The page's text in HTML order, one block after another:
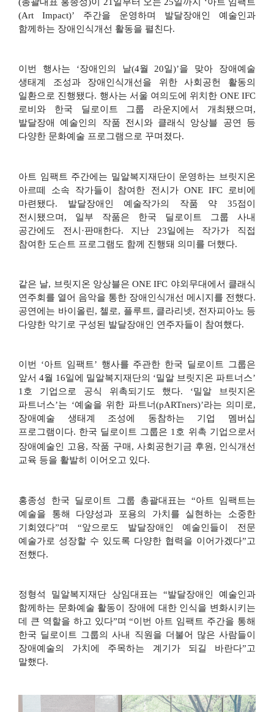
(Art Impact)’ 주간을 운영하며 발달장애인 예술인과
함께하는 장애인식개선 활동을 펼친다.
이번 행사는 ‘장애인의 날(4월 20일)’을 맞아 장애예술
생태계 조성과 장애인식개선을 위한 사회공헌 활동의
일환으로 진행됐다. 행사는 서울 여의도에 위치한 ONE IFC
로비와 한국 딜로이트 그룹 라운지에서 개최됐으며 ,
발달장애 예술인의 작품 전시와 클래식 앙상블 공연 등
다양한 문화예술 프로그램으로 꾸며졌다.
아트 임팩트 주간에는 밀알복지재단이 운영하는 브릿지온
아르떼 소속 작가들이 참여한 전시가 ONE IFC
로비에
마련됐다. 발달장애인 예술작가의 작품 약 35점이
전시됐으며, 일부 작품은 한국 딜로이트 그룹 사내
공간에도 전시·판매한다. 지난 23일에는 작가가 직접
참여한 도슨트 프로그램도 함께 진행돼 의미를 더했다.
같은 날, 브릿지온 앙상블은ONE IFC 야외무대에서 클래식
연주회를 열어 음악을 통한 장애인식개선 메시지를 전했다.
공연에는 바이올린 , 첼로, 플루트, 클라리넷, 전자피아노 등
다양한 악기로 구성된 발달장애인 연주자들이 참여했다.
이번 ‘아트 임팩트’ 행사를 주관한 한국 딜로이트 그룹은
앞서 4월 16일에 밀알복지재단의 ‘밀알 브릿지온 파트너스’
1 호 기업으로 공식 위촉되기도 했다. ‘밀알 브릿지온
파트너스’는 ‘예술을 위한 파트너(pARTners)’라는 의미로,
장애예술 생태계 조성에 동참하는 기업 멤버십
프로그램이다. 한국 딜로이트 그룹은 1 호 위촉 기업으로서
장애예술인 고용, 작품 구매 , 사회공헌기금 후원 , 인식개선
교육 등을 활발히 이어오고 있다.
홍종성 한국 딜로이트 그룹 총괄대표는 “아트 임팩트는
예술을 통해 다양성과 포용의 가치를 실현하는 소중한
기회였다”며 “앞으로도 발달장애인 예술인들이 전문
예술가로 성장할 수 있도록 다양한 협력을 이어가겠다”고
전했다.
정형석 밀알복지재단 상임대표는 “발달장애인 예술인과
함께하는 문화예술 활동이 장애에 대한 인식을 변화시키는
데 큰 역할을 하고 있다”며 “이번 아트 임팩트 주간을 통해
한국 딜로이트 그룹의 사내 직원을 더불어 많은 사람들이
장애예술의 가치에 주목하는 계기가 되길 바란다”고
말했다.